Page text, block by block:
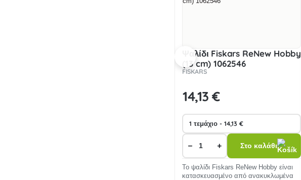
Ψαλίδι Fiskars ReNew Hobby
(13 cm) 1062546
FISKARS
14,13 €
− + Στο καλάθι
Το ψαλίδι Fiskars ReNew Hobby είναι
κατασκευασμένο από ανακυκλωμένα